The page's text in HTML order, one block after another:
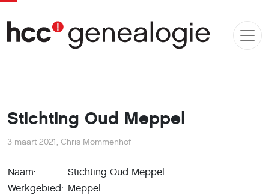
Stichting Oud Meppel
3 maart 2021, Chris Mommenhof
Naam:
Stichting Oud Meppel
Werkgebied: Meppel